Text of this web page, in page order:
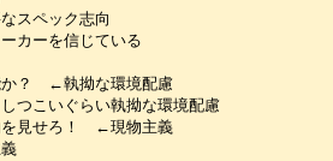
スペック志向
カーを信じている
か？ ←執拗な環境配慮
つこいぐらい執拗な環境配慮
を見せろ！ ←現物主義